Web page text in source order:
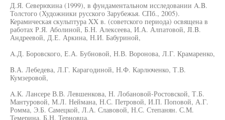
Д.Я. Северюхина (1999), в фундаментальном исследовании A.B.
Толстого (Художники русского Зарубежья. СПб., 2005).
Керамическая скульптура XX в. (советского периода) освящена в
работах Р.Я. Аболиной, Б.Н. Алексеева, И.А. Алпатовой, JI.B.
Андреевой, Д.Е. Аркина, Н.И. Бабуриной,
A.Д. Боровского, Е.А. Бубновой, Н.В. Воронова, Л.Г. Крамаренко,
B.А. Лебедева, Л.Г. Карагодиной, Н.Ф. Карлюченко, Т.В.
Кумзеровой,
A.К. Лансере В.В. Левшенкова, Н. Лобановой-Ростовской, Т.Б.
Мантуровой, М.Л. Неймана, Н.С. Петровой, И.П. Поповой, А.Г.
Ромма, Э.Б. Самецкой, Л.А. Славовой, Н.С. Степанян. С.М.
Темерина, Б.Н. Терновца,